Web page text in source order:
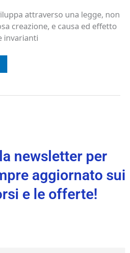
attraverso una legge, non
creazione, e causa ed effetto
invarianti
newsletter per
aggiornato sui
e le offerte!